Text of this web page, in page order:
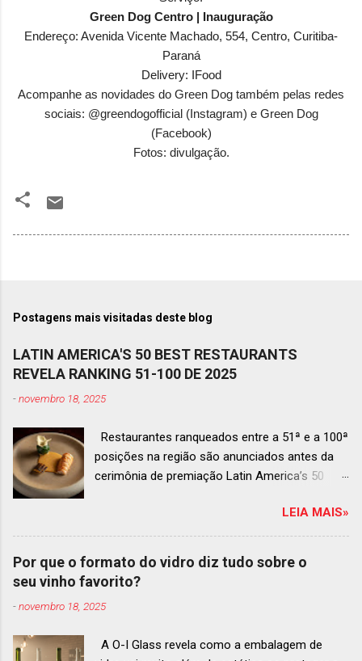
Green Dog Centro | Inauguração
Endereço: Avenida Vicente Machado, 554, Centro, Curitiba-
Paraná
Delivery: IFood
Acompanhe as novidades do Green Dog também pelas redes
sociais: @greendogofficial (Instagram) e Green Dog
(Facebook)
Fotos: divulgação.
Postagens mais visitadas deste blog
LATIN AMERICA'S 50 BEST RESTAURANTS
REVELA RANKING 51-100 DE 2025
-novembro 18, 2025
Restaurantes ranqueados entre a 51ª e a 100ª
posições na região são anunciados antes da
cerimônia de premiação Latin America’s 50
de dezembro em Antígua, Guatemala
Prato do Origem, o brasileiro mais
bem ranqueado na lista estendida O Latin
America’s 50 Best Restaurants anunciou hoje a
ranqueados nas posições No.51 a No.100,em
diversificado da gastronomia de toda a região.
LEIA MAIS»
Por que o formato do vidro diz tudo sobre o
seu vinho favorito?
-novembro 18, 2025
A O-I Glass revela como a embalagem de